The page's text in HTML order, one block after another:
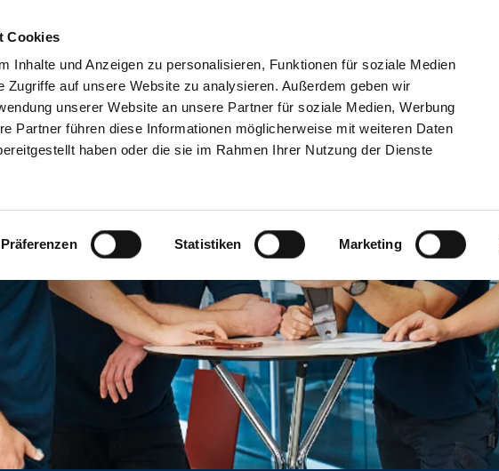
Cookies
Inhalte und Anzeigen zu personalisieren, Funktionen für soziale Medien
Zugriffe auf unsere Website zu analysieren. Außerdem geben wir
unserer Website an unsere Partner für soziale Medien, Werbung
Partner führen diese Informationen möglicherweise mit weiteren Daten
haben oder die sie im Rahmen Ihrer Nutzung der Dienste
Präferenzen Statistiken Marketing